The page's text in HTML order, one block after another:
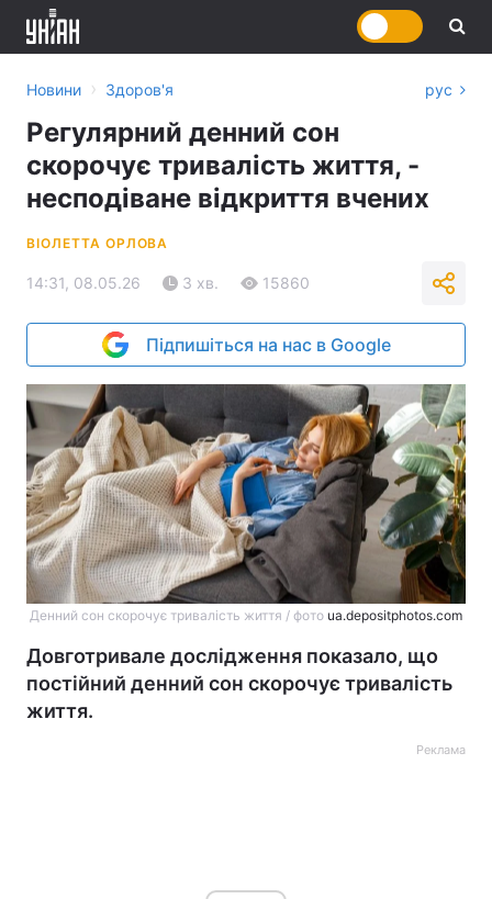
Новини › Здоров'я рус
Регулярний денний сон
скорочує тривалість життя, -
несподіване відкриття вчених
ВІОЛЕТТА ОРЛОВА
14:31, 08.05.26 3 хв. 15860
Підпишіться на нас в Google
Денний сон скорочує тривалість життя / фото ua.depositphotos.com
Довготривале дослідження показало, що
постійний денний сон скорочує тривалість
життя.
Реклама